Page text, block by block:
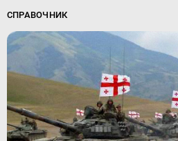
СПРАВОЧНИК